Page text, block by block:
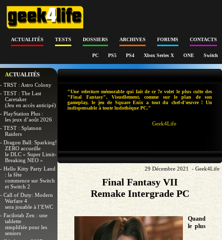
ACTUALITÉS TESTS DOSSIERS ARCHIVES FORUMS CONTACTS
PC PS5 PS4 Xbox Series X ONE Switch
ACTUALITÉS
- TRST : Astro Colony
- TEST : The Last
Caretaker
(Jeu en accès anticipé)
- PlayStation Plus :
les jeux d’août 2026
- TEST : Splatoon
Raiders
- Dragon Ball: Sparking!
ZERO accueille
le DLC « Super Limit-
Breaking NEO »
- Hello Kitty Party Land
: la fête
commence sur Switch
et Switch 2
- Call of Duty: Modern
Warfare 4
sera jouable à l’EWC
- Facilotab Zen : une
tablette
simplifiée pour les
seniors
"Une relecture mémorable qui fait de ce 7e volet le plus culte des
"Final Fantasy". Visuellement, comme sur le plan de son
gameplay, le jeu de Square Enix a tout du chef-d'œuvre ! Un
indispensable à toute ludothèque PC."
Geek4Life
29 Décembre 2021 - Geek4Life
Final Fantasy VII
Remake Intergrade PC
Quand
le plus